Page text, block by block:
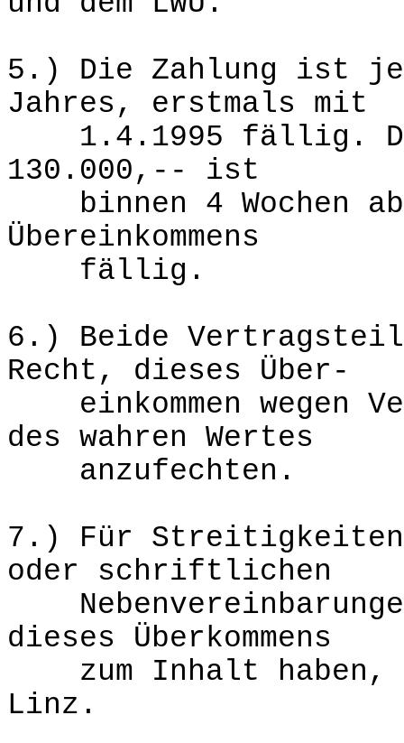
5.) Die Zahlung ist
Jahres, erstmals mit
1.4.1995 fällig. Die
130.000,-- ist
binnen 4 Wochen
Übereinkommens
fällig.
6.) Beide
Recht, dieses Über-
einkommen wegen
des wahren Wertes
anzufechten.
7.) Für Streitigkeiten
oder schriftlichen
dieses Überkommens
zum Inhalt haben,
Linz.